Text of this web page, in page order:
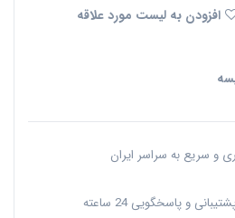
افزودن به لیست مورد علاقه
و سریع به سراسر ایران
و پاسخگویی 24 ساعته